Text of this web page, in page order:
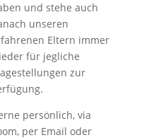
und stehe auch
unseren
Eltern immer
für jegliche
zur
persönlich, via
per Email oder